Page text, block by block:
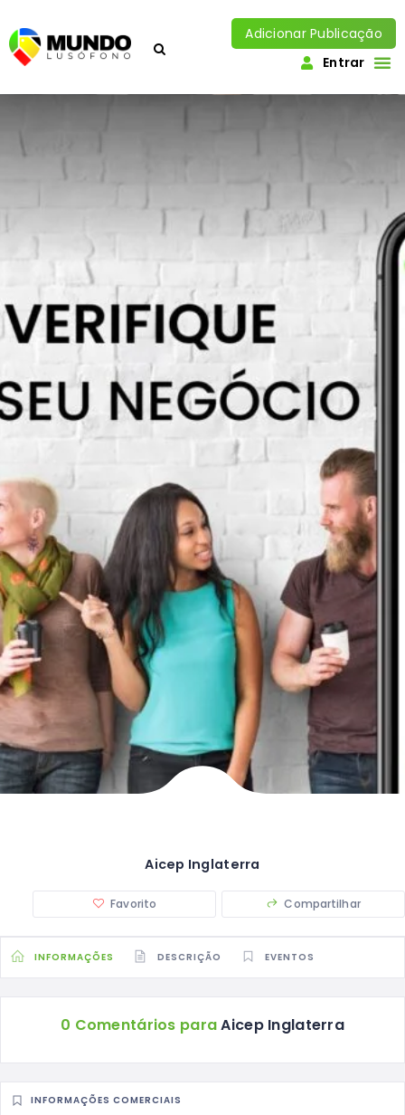
Adicionar Publicação
Entrar
Aicep Inglaterra
Favorito Compartilhar
INFORMAÇÕES DESCRIÇÃO EVENTOS
0 Comentários paraAicep Inglaterra
INFORMAÇÕES COMERCIAIS